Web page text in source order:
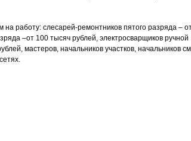
работу: слесарей-ремонтников пятого разряда –
–от 100 тысяч рублей, электросварщиков ручной
мастеров, начальников участков, начальников